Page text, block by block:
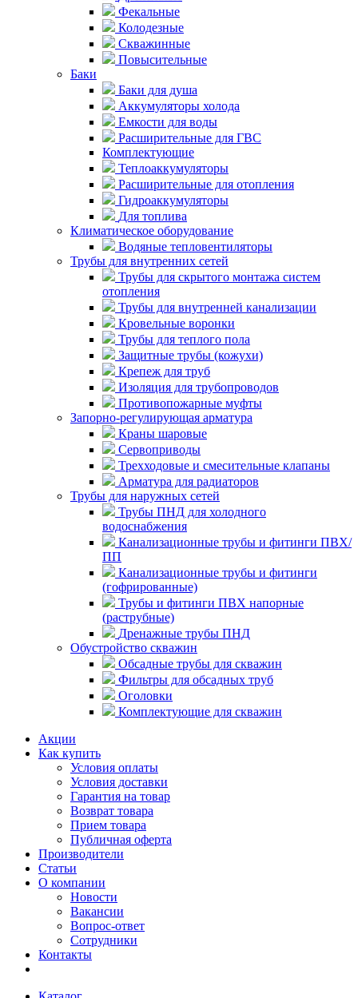
Фекальные
Колодезные
Скважинные
Повысительные
Баки
Баки для душа
Аккумуляторы холода
Емкости для воды
Расширительные для ГВС
Комплектующие
Теплоаккумуляторы
Расширительные для отопления
Гидроаккумуляторы
Для топлива
Климатическое оборудование
Водяные тепловентиляторы
Трубы для внутренних сетей
Трубы для скрытого монтажа систем
отопления
Трубы для внутренней канализации
Кровельные воронки
Трубы для теплого пола
Защитные трубы (кожухи)
Крепеж для труб
Изоляция для трубопроводов
Противопожарные муфты
Запорно-регулирующая арматура
Краны шаровые
Сервоприводы
Трехходовые и смесительные клапаны
Арматура для радиаторов
Трубы для наружных сетей
Трубы ПНД для холодного
водоснабжения
Канализационные трубы и фитинги ПВХ/
ПП
Канализационные трубы и фитинги
(гофрированные)
Трубы и фитинги ПВХ напорные
(раструбные)
Дренажные трубы ПНД
Обустройство скважин
Обсадные трубы для скважин
Фильтры для обсадных труб
Оголовки
Комплектующие для скважин
Акции
Как купить
Условия оплаты
Условия доставки
Гарантия на товар
Возврат товара
Прием товара
Публичная оферта
Производители
Статьи
О компании
Новости
Вакансии
Вопрос-ответ
Сотрудники
Контакты